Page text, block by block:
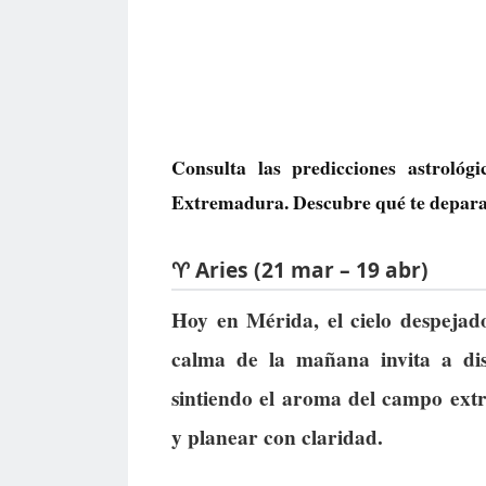
Consulta las predicciones
Extremadura. Descubre qué te
♈ Aries (21 mar – 19 abr)
Hoy en Mérida, el cielo
calma de la mañana invita a
sintiendo el aroma del campo
y planear con claridad.